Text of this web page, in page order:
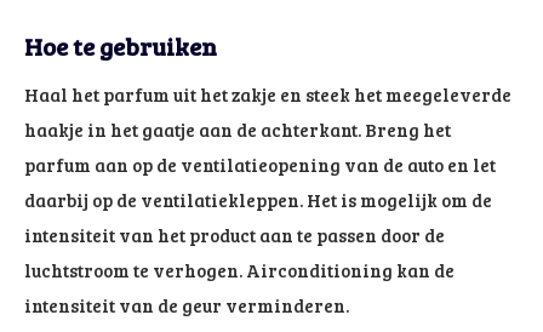
Hoe te gebruiken
Haal het parfum uit het zakje en steek het meegeleverde
haakje in het gaatje aan de achterkant. Breng het
parfum aan op de ventilatieopening van de auto en let
daarbij op de ventilatiekleppen. Het is mogelijk om de
intensiteit van het product aan te passen door de
luchtstroom te verhogen. Airconditioning kan de
intensiteit van de geur verminderen.